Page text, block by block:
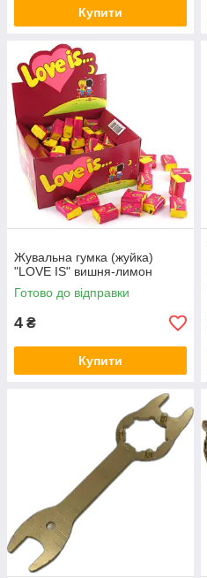
Купити
Жувальна гумка (жуйка)
"LOVE IS" вишня-лимон
Готово до відправки
4 ₴
Купити